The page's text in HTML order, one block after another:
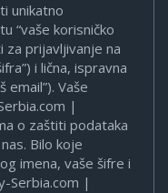
unikatno
“vaše korisničko
za prijavljivanje na
i lična, ispravna
email”). Vaše
|
o zaštiti podataka
Bilo koje
imena, vaše šifre i
Serbia.com |